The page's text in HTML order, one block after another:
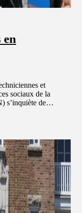
en
et
sociaux de la
s’inquiète de…